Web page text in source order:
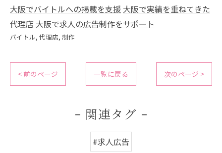
大阪でバイトルへの掲載を支援 大阪で実績を重ねてきた
代理店 大阪で求人の広告制作をサポート
バイトル 代理店 制作
< 前のページ 一覧に戻る 次のページ >
関連タグ
#求人広告